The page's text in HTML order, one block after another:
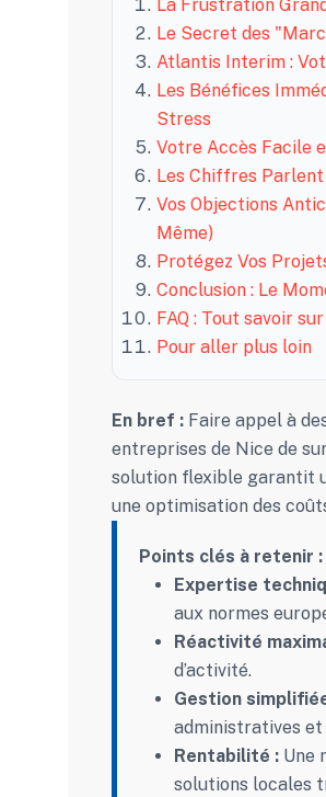
La Frustration
Le Secret des
Atlantis Interim :
Les Bénéfices
Stress
Votre Accès Facile
Les Chiffres Parlent
Vos Objections
Même)
Protégez Vos
Conclusion : Le
FAQ : Tout savoir
Pour aller plus loin
En bref : Faire appel à
entreprises de Nice de
solution flexible garantit
une optimisation des
Points clés à retenir :
Expertise
aux normes
Réactivité
d’activité.
Gestion
administratives
Rentabilité : Une
solutions locales